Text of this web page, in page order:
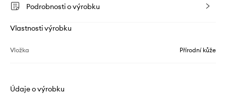
Podrobnosti o výrobku
Vlastnosti výrobku
Vložka Přírodní kůže
Údaje o výrobku